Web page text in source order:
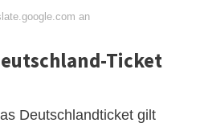
an
Ticket
Deutschlandticket gilt